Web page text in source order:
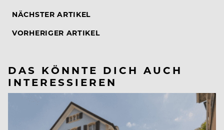
NÄCHSTER ARTIKEL
VORHERIGER ARTIKEL
DAS KÖNNTE DICH AUCH
INTERESSIEREN